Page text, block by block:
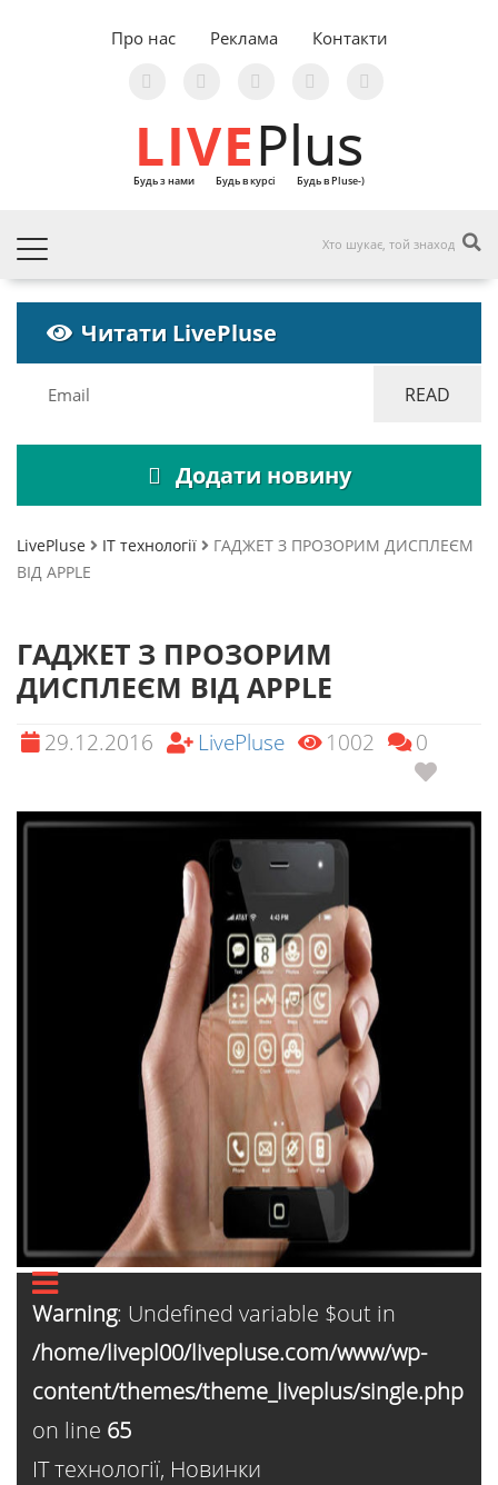
Про нас Реклама Контакти
LIVEPlus
Будь з нами Будь в курсі Будь в Pluse-)
Читати LivePluse
Додати новину
LivePluse ІТ технології
ГАДЖЕТ З ПРОЗОРИМ ДИСПЛЕЄМ
ВІД APPLE
ГАДЖЕТ З ПРОЗОРИМ
ДИСПЛЕЄМ ВІД APPLE
29.12.2016 LivePluse 1002 0
Warning: Undefined variable $out in
/home/livepl00/livepluse.com/www/wp-
content/themes/theme_liveplus/single.php
on line 65
ІТ технології, Новинки